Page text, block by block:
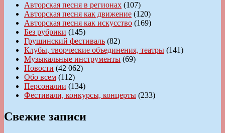
Авторская песня в регионах (107)
Авторская песня как движение (120)
Авторская песня как искусство (169)
Без рубрики (145)
Грушинский фестиваль (82)
Клубы, творческие объединения, театры (141)
Музыкальные инструменты (69)
Новости (42 062)
Обо всем (112)
Персоналии (134)
Фестивали, конкурсы, концерты (233)
Свежие записи